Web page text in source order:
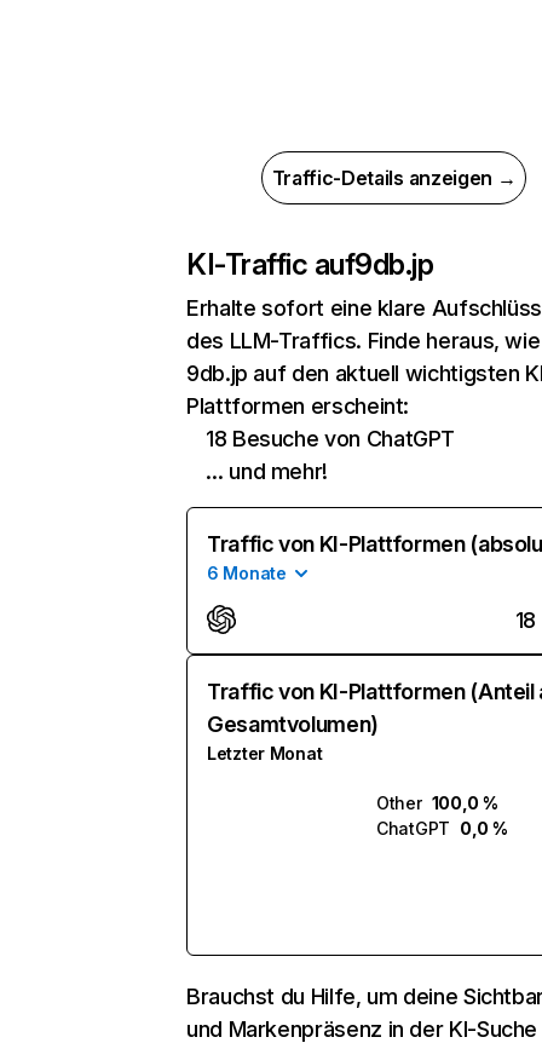
Traffic-Details anzeigen →
KI-Traffic auf9db.jp
Erhalte sofort eine klare
des LLM-Traffics. Finde heraus, wie
9db.jp auf den aktuell wichtigsten
Plattformen erscheint:
18 Besuche von ChatGPT
… und mehr!
Traffic von KI-Plattformen
6 Monate
18
Traffic von KI-Plattformen (Anteil
Gesamtvolumen)
Letzter Monat
Other 100,0 %
ChatGPT 0,0 %
Brauchst du Hilfe, um deine
und Markenpräsenz in der KI-Suche